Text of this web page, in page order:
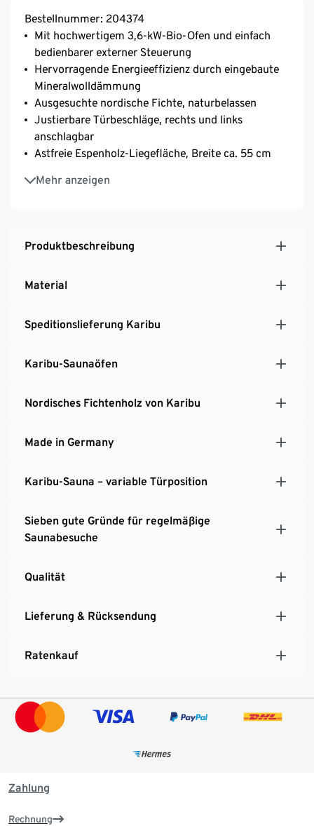
Bestellnummer: 204374
Mit hochwertigem 3,6-kW-Bio-Ofen und einfach
bedienbarer externer Steuerung
Hervorragende Energieeffizienz durch eingebaute
Mineralwolldämmung
Ausgesuchte nordische Fichte, naturbelassen
Justierbare Türbeschläge, rechts und links
anschlagbar
Astfreie Espenholz-Liegefläche, Breite ca. 55 cm
Mehr anzeigen
Mit ausgezeichnet gedämmter Softline-Profilholz-
Außenbekleidung
Einfacher Aufbau und Montage durch vorgefertigte
5 Jahre Herstellergarantie
Produktbeschreibung
Material
Speditionslieferung Karibu
Karibu-Saunaöfen
Nordisches Fichtenholz von Karibu
Made in Germany
Karibu-Sauna – variable Türposition
Sieben gute Gründe für regelmäßige
Saunabesuche
Qualität
Lieferung & Rücksendung
Ratenkauf
Zahlung
Rechnung